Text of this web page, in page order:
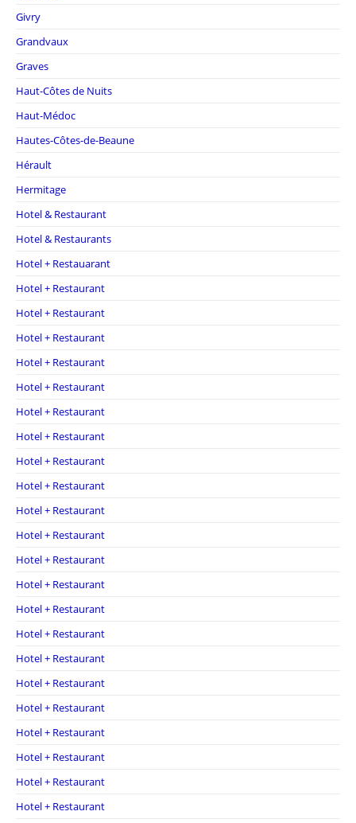
Givry
Grandvaux
Graves
Haut-Côtes de Nuits
Haut-Médoc
Hautes-Côtes-de-Beaune
Hérault
Hermitage
Hotel & Restaurant
Hotel & Restaurants
Hotel + Restauarant
Hotel + Restaurant
Hotel + Restaurant
Hotel + Restaurant
Hotel + Restaurant
Hotel + Restaurant
Hotel + Restaurant
Hotel + Restaurant
Hotel + Restaurant
Hotel + Restaurant
Hotel + Restaurant
Hotel + Restaurant
Hotel + Restaurant
Hotel + Restaurant
Hotel + Restaurant
Hotel + Restaurant
Hotel + Restaurant
Hotel + Restaurant
Hotel + Restaurant
Hotel + Restaurant
Hotel + Restaurant
Hotel + Restaurant
Hotel + Restaurant